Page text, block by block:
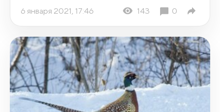
6 января 2021, 17:46 143 0